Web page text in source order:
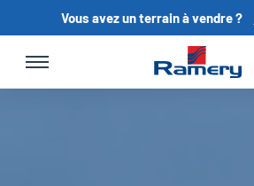
Vous avez un terrain à vendre ?